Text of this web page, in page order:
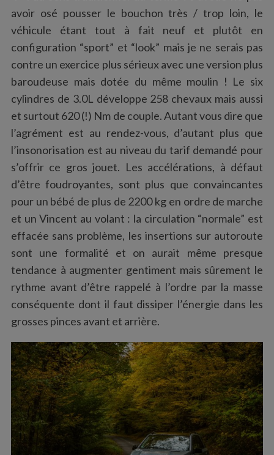
avoir osé pousser le bouchon très / trop loin, le
véhicule étant tout à fait neuf et plutôt en
configuration “sport” et “look” mais je ne serais pas
contre un exercice plus sérieux avec une version plus
baroudeuse mais dotée du même moulin ! Le six
cylindres de 3.0L développe 258 chevaux mais aussi
et surtout 620 (!) Nm de couple. Autant vous dire que
l’agrément est au rendez-vous, d’autant plus que
l’insonorisation est au niveau du tarif demandé pour
s’offrir ce gros jouet. Les accélérations, à défaut
d’être foudroyantes, sont plus que convaincantes
pour un bébé de plus de 2200 kg en ordre de marche
et un Vincent au volant : la circulation “normale” est
effacée sans problème, les insertions sur autoroute
sont une formalité et on aurait même presque
tendance à augmenter gentiment mais sûrement le
rythme avant d’être rappelé à l’ordre par la masse
conséquente dont il faut dissiper l’énergie dans les
grosses pinces avant et arrière.